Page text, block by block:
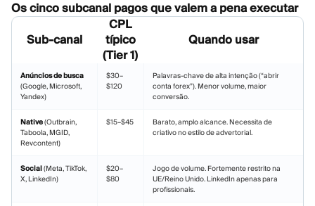
Os cinco subcanal pagos que valem a pena executar
Sub-canal
CPL
típico
(Tier 1)
Quando usar
Anúncios de busca
(Google, Microsoft,
Yandex)
$30–
$120
Palavras-chave de alta intenção (“abrir
conta forex”). Menor volume, maior
conversão.
Native(Outbrain,
Taboola, MGID,
Revcontent)
$15–$45
Barato, amplo alcance. Necessita de
criativo no estilo de advertorial.
Social(Meta, TikTok,
X, LinkedIn)
$20–
$80
Jogo de volume. Fortemente restrito na
UE/Reino Unido. LinkedIn apenas para
profissionais.